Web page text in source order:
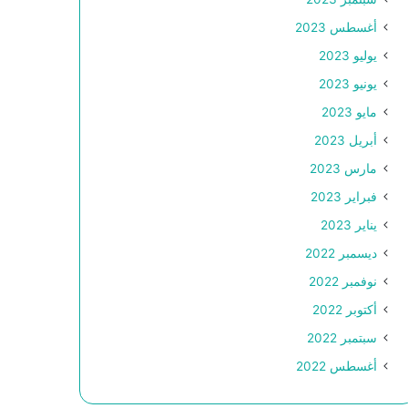
أغسطس 2023
يوليو 2023
يونيو 2023
مايو 2023
أبريل 2023
مارس 2023
فبراير 2023
يناير 2023
ديسمبر 2022
نوفمبر 2022
أكتوبر 2022
سبتمبر 2022
أغسطس 2022